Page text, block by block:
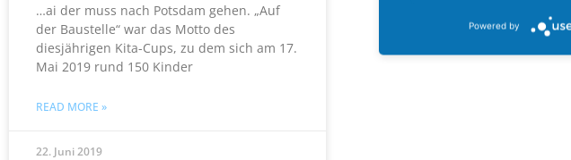
…ai der muss nach Potsdam gehen. „Auf
der Baustelle“ war das Motto des
diesjährigen Kita-Cups, zu dem sich am 17.
Mai 2019 rund 150 Kinder
READ MORE »
22. Juni 2019
Powered by